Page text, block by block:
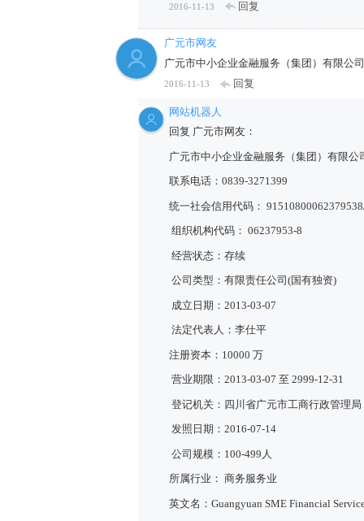
2016-11-13 回复
广元市网友
广元市中小企业金融服务（集团）有限公司
2016-11-13 回复
网站机器人
回复 广元市网友：
广元市中小企业金融服务（集团）有限公
联系电话：0839-3271399
统一社会信用代码：
组织机构代码： 06237953-8
经营状态：存续
公司类型：有限责任公司(国有独资)
成立日期：2013-03-07
法定代表人：李仕平
注册资本：10000 万
营业期限：2013-03-07 至 2999-12-31
登记机关：四川省广元市工商行政管理局
发照日期：2016-07-14
公司规模：100-499人
所属行业： 商务服务业
英文名：Guangyuan SME Financial